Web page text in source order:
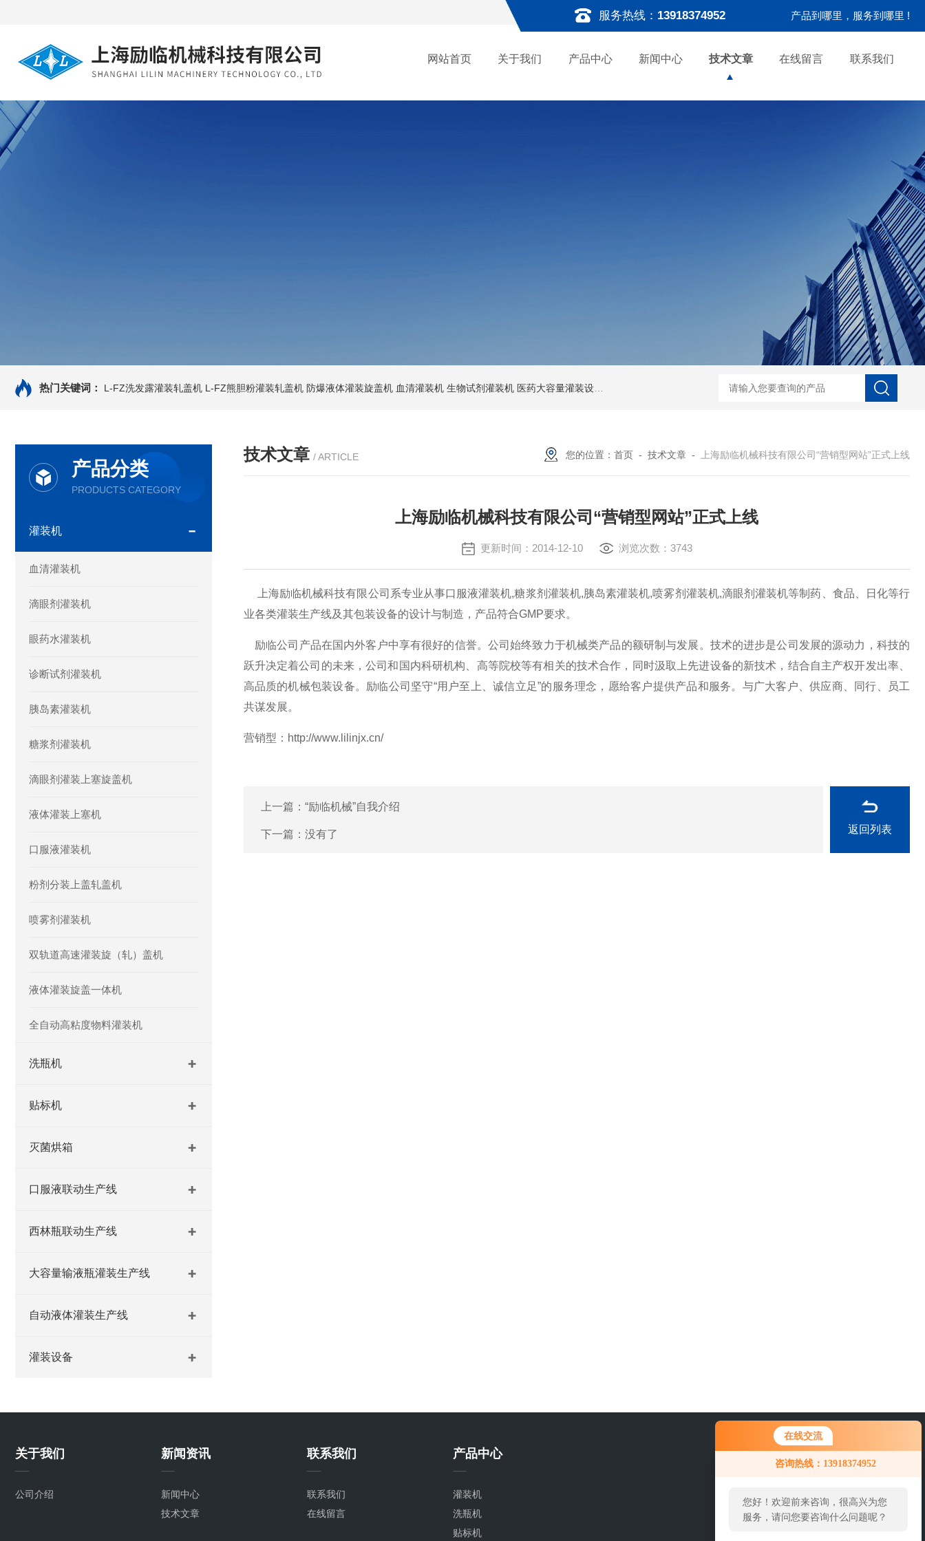
在线交流
咨询热线：13918374952
您好！欢迎前来咨询，很高兴为您
服务，请问您要咨询什么问题呢？
服务热线： 13918374952 产品到哪里，服务到哪里 !
网站首页 关于我们 产品中心 新闻中心 技术文章 在线留言 联系我们
热门关键词： L-FZ洗发露灌装轧盖机 L-FZ熊胆粉灌装轧盖机 防爆液体灌装旋盖机 血清灌装机 生物试剂灌装机 医药大容量灌装设备 节能型口服液联动生产线 洗、烘、灌、封联动生产线 对开门干燥灭菌烘箱
产品分类
PRODUCTS CATEGORY
灌装机
血清灌装机
滴眼剂灌装机
眼药水灌装机
诊断试剂灌装机
胰岛素灌装机
糖浆剂灌装机
滴眼剂灌装上塞旋盖机
液体灌装上塞机
口服液灌装机
粉剂分装上盖轧盖机
喷雾剂灌装机
双轨道高速灌装旋（轧）盖机
液体灌装旋盖一体机
全自动高粘度物料灌装机
洗瓶机
贴标机
灭菌烘箱
口服液联动生产线
西林瓶联动生产线
大容量输液瓶灌装生产线
自动液体灌装生产线
灌装设备
技术文章 / ARTICLE 您的位置： 首页 - 技术文章 - 上海励临机械科技有限公司“营销型网站”正式上线
上海励临机械科技有限公司“营销型网站”正式上线
更新时间：2014-12-10 浏览次数：3743
上海励临机械科技有限公司系专业从事口服液灌装机,糖浆剂灌装机,胰岛素灌装机,喷雾剂灌装机,滴眼剂灌装机等制药、食品、日化等行
业各类灌装生产线及其包装设备的设计与制造，产品符合GMP要求。
励临公司产品在国内外客户中享有很好的信誉。公司始终致力于机械类产品的额研制与发展。技术的进步是公司发展的源动力，科技的
跃升决定着公司的未来，公司和国内科研机构、高等院校等有相关的技术合作，同时汲取上先进设备的新技术，结合自主产权开发出率、
高品质的机械包装设备。励临公司坚守“用户至上、诚信立足”的服务理念，愿给客户提供产品和服务。与广大客户、供应商、同行、员工
共谋发展。
营销型：http://www.lilinjx.cn/
上一篇： “励临机械”自我介绍
下一篇：没有了 返回列表
关于我们
公司介绍
新闻资讯
新闻中心
技术文章
联系我们
联系我们
在线留言
产品中心
灌装机
洗瓶机
贴标机
21-69236040